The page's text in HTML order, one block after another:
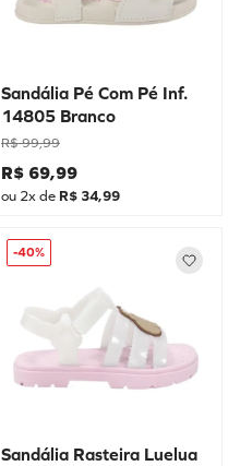
Sandália Pé Com Pé Inf.
14805 Branco
R$ 99,99
R$ 69,99
ou 2x de R$ 34,99
-40%
Sandália Rasteira Luelua